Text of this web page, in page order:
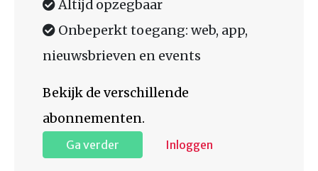
Altijd opzegbaar
Onbeperkt toegang: web, app,
nieuwsbrieven en events
Bekijk de verschillende
abonnementen.
Ga verder Inloggen